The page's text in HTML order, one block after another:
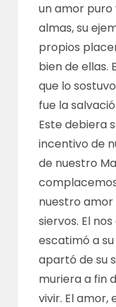
un amor puro
almas, su
propios
bien de ellas.
que lo
fue la
Este debiera
incentivo de
de nuestro
nuestro amor
siervos. El
escatimó a su
apartó de su
muriera a fin
vivir. El